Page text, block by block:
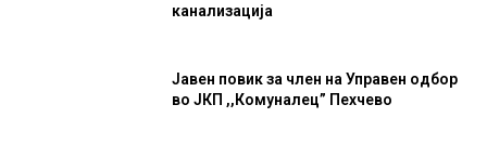
канализација
Јавен повик за член на Управен одбор
во ЈКП ,,Комуналец” Пехчево